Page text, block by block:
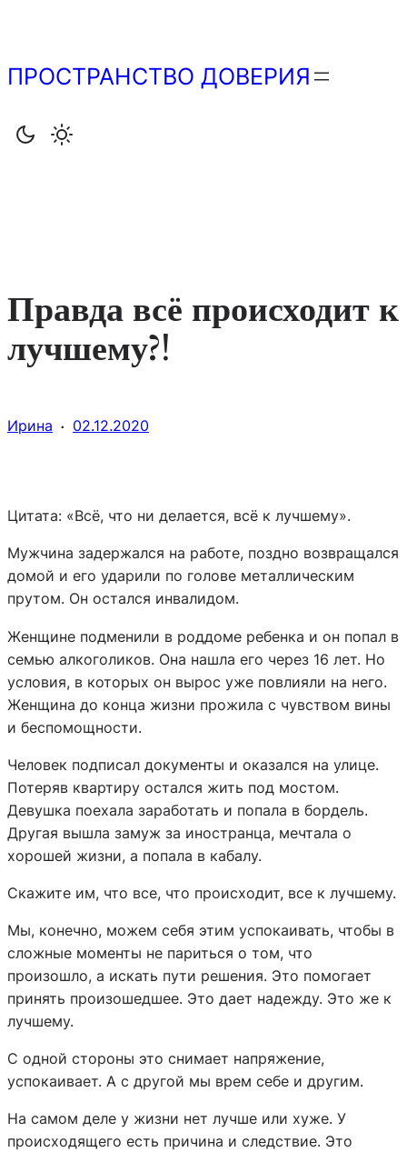
содержимому
ПРОСТРАНСТВО ДОВЕРИЯ
Правда всё происходит к
лучшему?!
Ирина · 02.12.2020
Цитата: «Всё, что ни делается, всё к лучшему».
Мужчина задержался на работе, поздно возвращался
домой и его ударили по голове металлическим
прутом. Он остался инвалидом.
Женщине подменили в роддоме ребенка и он попал в
семью алкоголиков. Она нашла его через 16 лет. Но
условия, в которых он вырос уже повлияли на него.
Женщина до конца жизни прожила с чувством вины
и беспомощности.
Человек подписал документы и оказался на улице.
Потеряв квартиру остался жить под мостом.
Девушка поехала заработать и попала в бордель.
Другая вышла замуж за иностранца, мечтала о
хорошей жизни, а попала в кабалу.
Скажите им, что все, что происходит, все к лучшему.
Мы, конечно, можем себя этим успокаивать, чтобы в
сложные моменты не париться о том, что
произошло, а искать пути решения. Это помогает
принять произошедшее. Это дает надежду. Это же к
лучшему.
С одной стороны это снимает напряжение,
успокаивает. А с другой мы врем себе и другим.
На самом деле у жизни нет лучше или хуже. У
происходящего есть причина и следствие. Это